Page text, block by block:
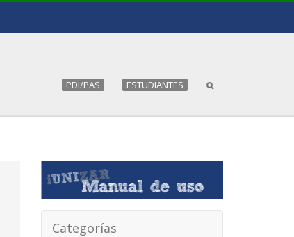
PDI/PAS ESTUDIANTES
Categorías